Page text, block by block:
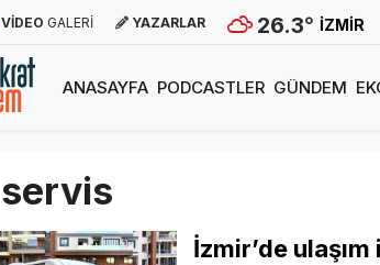
VİDEO GALERİ YAZARLAR 26.3° İZMIR
ANASAYFA PODCASTLER GÜNDEM
servis
İzmir’de